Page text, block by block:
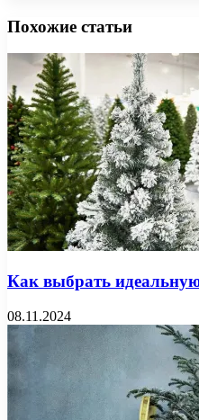
Похожие статьи
Как выбрать
08.11.2024